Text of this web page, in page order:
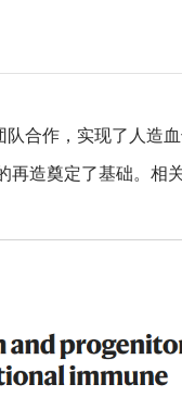
合作，实现了人造
造奠定了基础。相